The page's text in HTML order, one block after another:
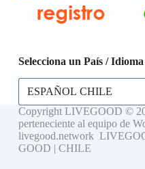
Selecciona un País / Idioma
Selecciona
un
País
/
Idioma
Copyright LIVEGOOD ©
perteneciente al equipo de
livegood.network
GOOD | CHILE